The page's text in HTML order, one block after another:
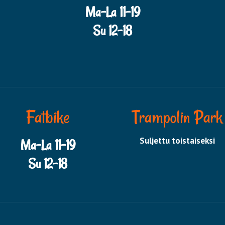
Ma-La 11-19
Su 12-18
Fatbike
Ma-La 11-19
Su 12-18
Trampolin Park
Suljettu toistaiseksi